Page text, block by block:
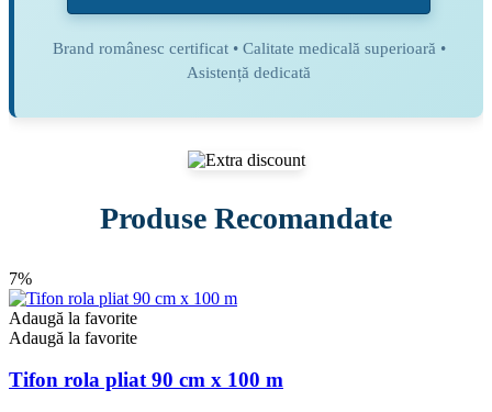
Brand românesc certificat • Calitate medicală superioară •
Asistență dedicată
Produse Recomandate
7%
Adaugă la favorite
Adaugă la favorite
Tifon rola pliat 90 cm x 100 m